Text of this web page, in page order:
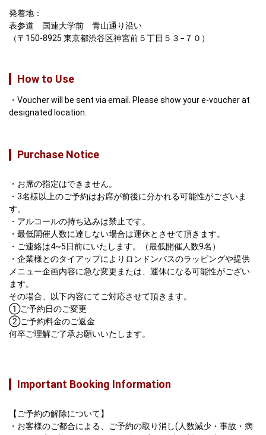
発着地：
表参道　国連大学前　青山通り沿い
（〒150-8925 東京都渋谷区神宮前５丁目５３−７０）
How to Use
Voucher will be sent via email. Please show your e-voucher at
designated location.
Purchase Notice
・お席の指定はできません。
・3名様以上のご予約はお席が前後に分かれる可能性がございま
す。
・アルコールの持ち込みは禁止です。
・最低開催人数に達しない場合は運休とさせて頂きます。
・ご連絡は4~5日前にいたします。（最低開催人数9名）
・企業様とのタイアップによりロンドンバスのラッピングや提供
メニュー企画内容に急な変更または、運休になる可能性がござい
ます。
その場合、以下内容にてご対応させて頂きます。
①ご予約日のご変更
②ご予約料金のご返金
何卒ご理解ご了承お願いいたします。
Important Booking Information
【ご予約の解除について】
・お客様のご都合による、ご予約の取り消し(人数減少・事故・病